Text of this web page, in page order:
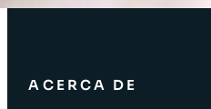
ACERCA DE